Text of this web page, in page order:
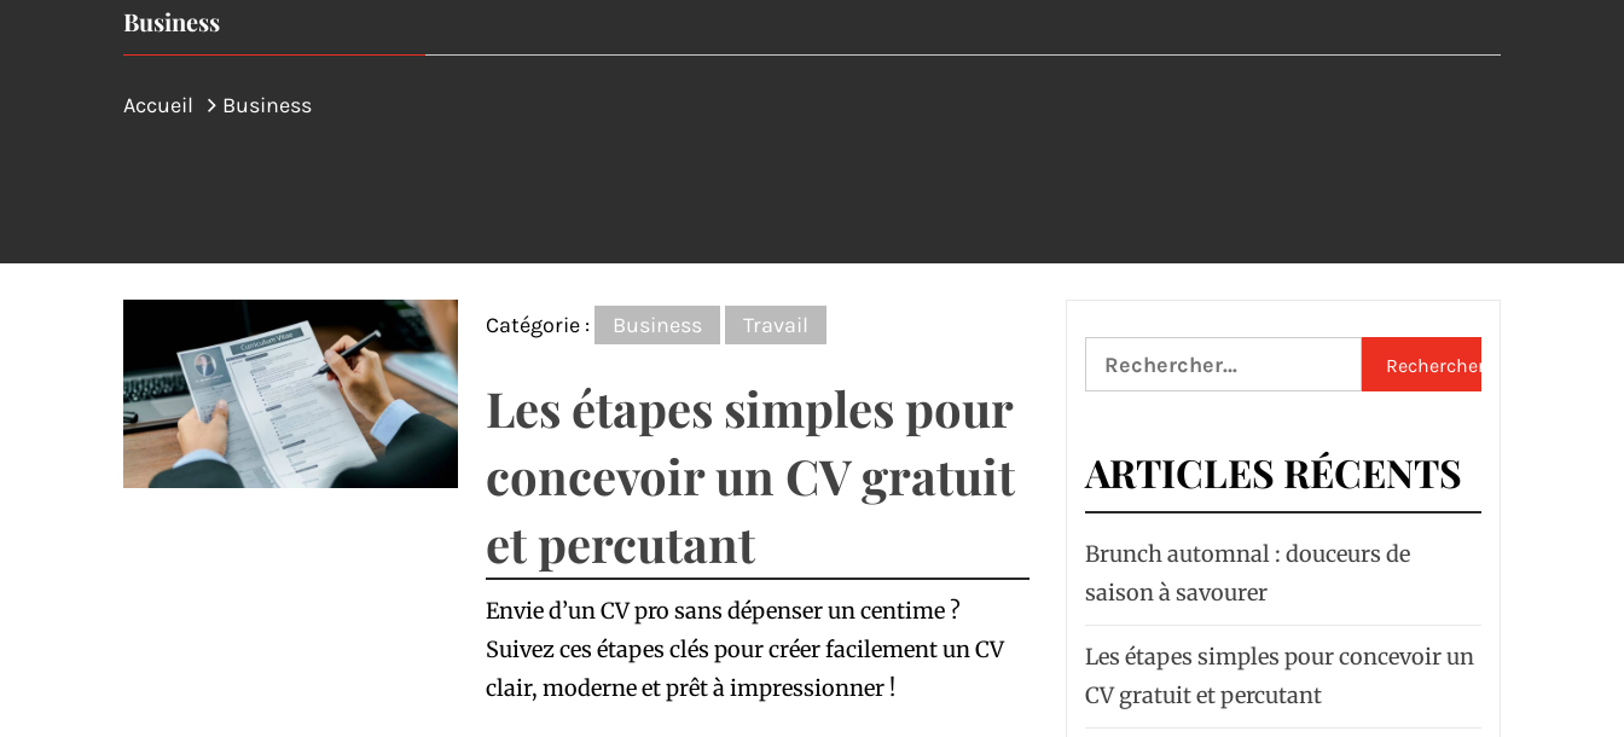
Business
Accueil Business
Catégorie : Business Travail
Les étapes simples pour
concevoir un CV gratuit
et percutant
Envie d’un CV pro sans dépenser un centime ?
Suivez ces étapes clés pour créer facilement un CV
clair, moderne et prêt à impressionner !
Rechercher :
ARTICLES RÉCENTS
Brunch automnal : douceurs de
saison à savourer
Les étapes simples pour concevoir un
CV gratuit et percutant